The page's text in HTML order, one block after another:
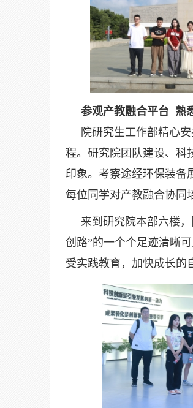
参观产教融合平台 熟
院研究生工作部精心安
程。研究院团队建设、科
印象。考察途经环保装备
每位同学对产教融合协同
来到研究院本部六楼，
创路”的一个个足迹清晰
受实践教育，加快成长的